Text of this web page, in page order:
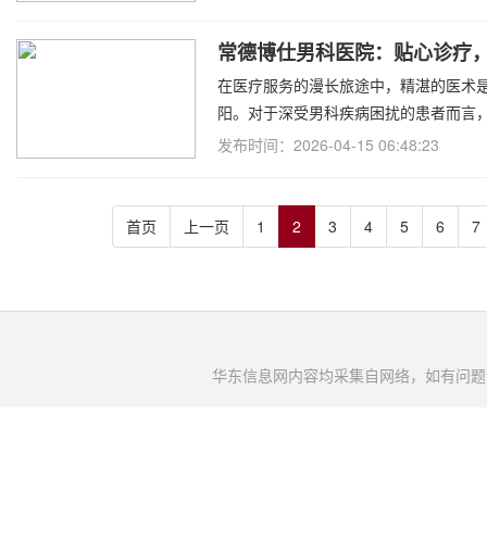
常德博仕男科医院：贴心诊疗
在医疗服务的漫长旅途中，精湛的医术
阳。对于深受男科疾病困扰的患者而言
发布时间：2026-04-15 06:48:23
首页 上一页 1 2 3 4 5 6 7
华东信息网内容均采集自网络，如有问